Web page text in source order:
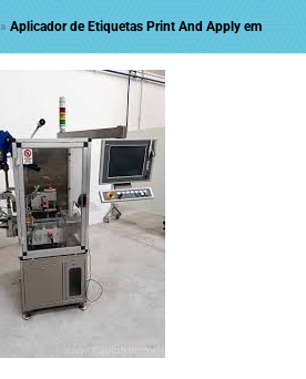
»Aplicador de Etiquetas Print And Apply em